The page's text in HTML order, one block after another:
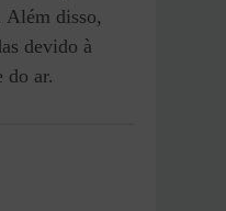
Além disso,
devido à
do ar.